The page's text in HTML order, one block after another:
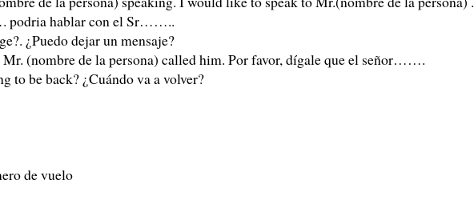
podria hablar con el Sr……..
¿Puedo dejar un mensaje?
(nombre de la persona) called him. Por favor, dígale que el señor…….
to be back? ¿Cuándo va a volver?
de vuelo